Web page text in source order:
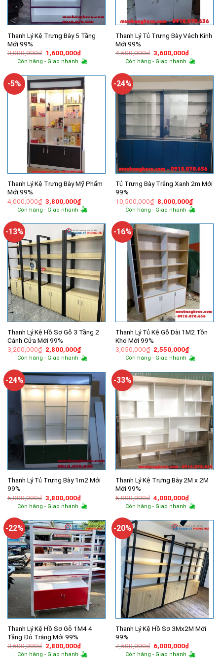
Thanh Lý Kệ Trưng Bày 5 Tầng
Mới 99%
3,000,000₫ Giá
gốc
là:
1,600,000₫Giá
hiện
tại
1,600,000₫.
Còn hàng - Giao nhanh
Thanh Lý Tủ Trưng Bày Vách Kính
Mới 99%
4,500,000₫ Giá
gốc
là:
3,600,000₫Giá
hiện
tại
Còn hàng - Giao nhanh
-5%
Thanh Lý Kệ Trưng Bày Mỹ Phẩm
Mới 99%
4,000,000₫ Giá
gốc
là:
3,800,000₫Giá
hiện
tại
3,800,000₫.
Còn hàng - Giao nhanh
-24%
Tủ Trưng Bày Trắng Xanh 2m Mới
99%
10,500,000₫ Giá
gốc
là:
8,000,000₫Giá
hiện
tại
Còn hàng - Giao nhanh
-13%
Thanh Lý Kệ Hồ Sợ Gỗ 3 Tầng 2
Cánh Cửa Mới 99%
3,200,000₫ Giá
gốc
là:
2,800,000₫Giá
hiện
tại
2,800,000₫.
Còn hàng - Giao nhanh
-16%
Thanh Lý Tủ Kệ Gỗ Dài 1M2 Tồn
Kho Mới 99%
3,050,000₫ Giá
gốc
là:
2,550,000₫Giá
hiện
tại
Còn hàng - Giao nhanh
-24%
Thanh Lý Tủ Trưng Bày 1m2 Mới
99%
5,000,000₫ Giá
gốc
là:
3,800,000₫Giá
hiện
tại
3,800,000₫.
Còn hàng - Giao nhanh
-33%
Thanh Lý Kệ Trưng Bày 2M x 2M
Mới 99%
6,000,000₫ Giá
gốc
là:
4,000,000₫Giá
hiện
tại
Còn hàng - Giao nhanh
-22%
Thanh Lý Kệ Hồ Sơ Gỗ 1M4 4
Tầng Đỏ Trắng Mới 99%
3,600,000₫ Giá
gốc
là:
2,800,000₫Giá
hiện
tại
Còn hàng - Giao nhanh
-20%
Thanh Lý Kệ Hồ Sơ 3Mx2M Mới
99%
7,500,000₫ Giá
gốc
là:
6,000,000₫Giá
hiện
tại
Còn hàng - Giao nhanh